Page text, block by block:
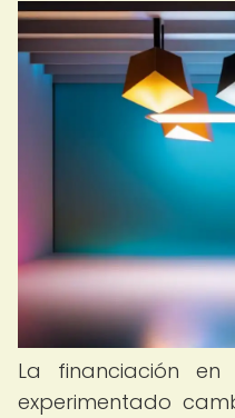
La financiación
experimentado